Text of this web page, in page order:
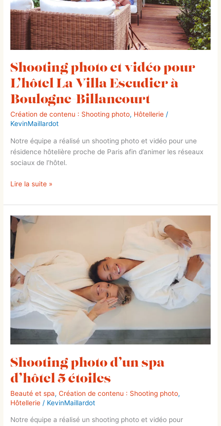
Shooting photo et vidéo pour
L’hôtel La Villa Escudier à
Boulogne-Billancourt
Création de contenu : Shooting photo, Hôtellerie /
KevinMaillardot
Notre équipe a réalisé un shooting photo et vidéo pour une
résidence hôtelière proche de Paris afin d’animer les réseaux
sociaux de l’hôtel.
Escudier
à
Boulogne-
Billancourt
Lire la suite »
Shooting photo d’un spa
d’hôtel 5 étoiles
Beauté et spa,Création de contenu : Shooting photo,
Hôtellerie / KevinMaillardot
Notre équipe a réalisé un shooting photo et vidéo pour
Shooting
photo
d’un
spa
d’hôtel
5
étoiles